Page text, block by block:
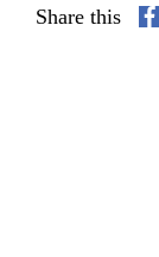
Share this